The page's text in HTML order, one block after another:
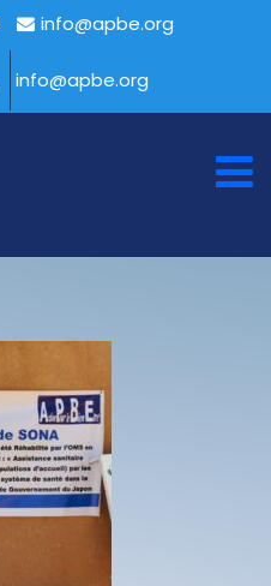
info@apbe.org
info@apbe.org